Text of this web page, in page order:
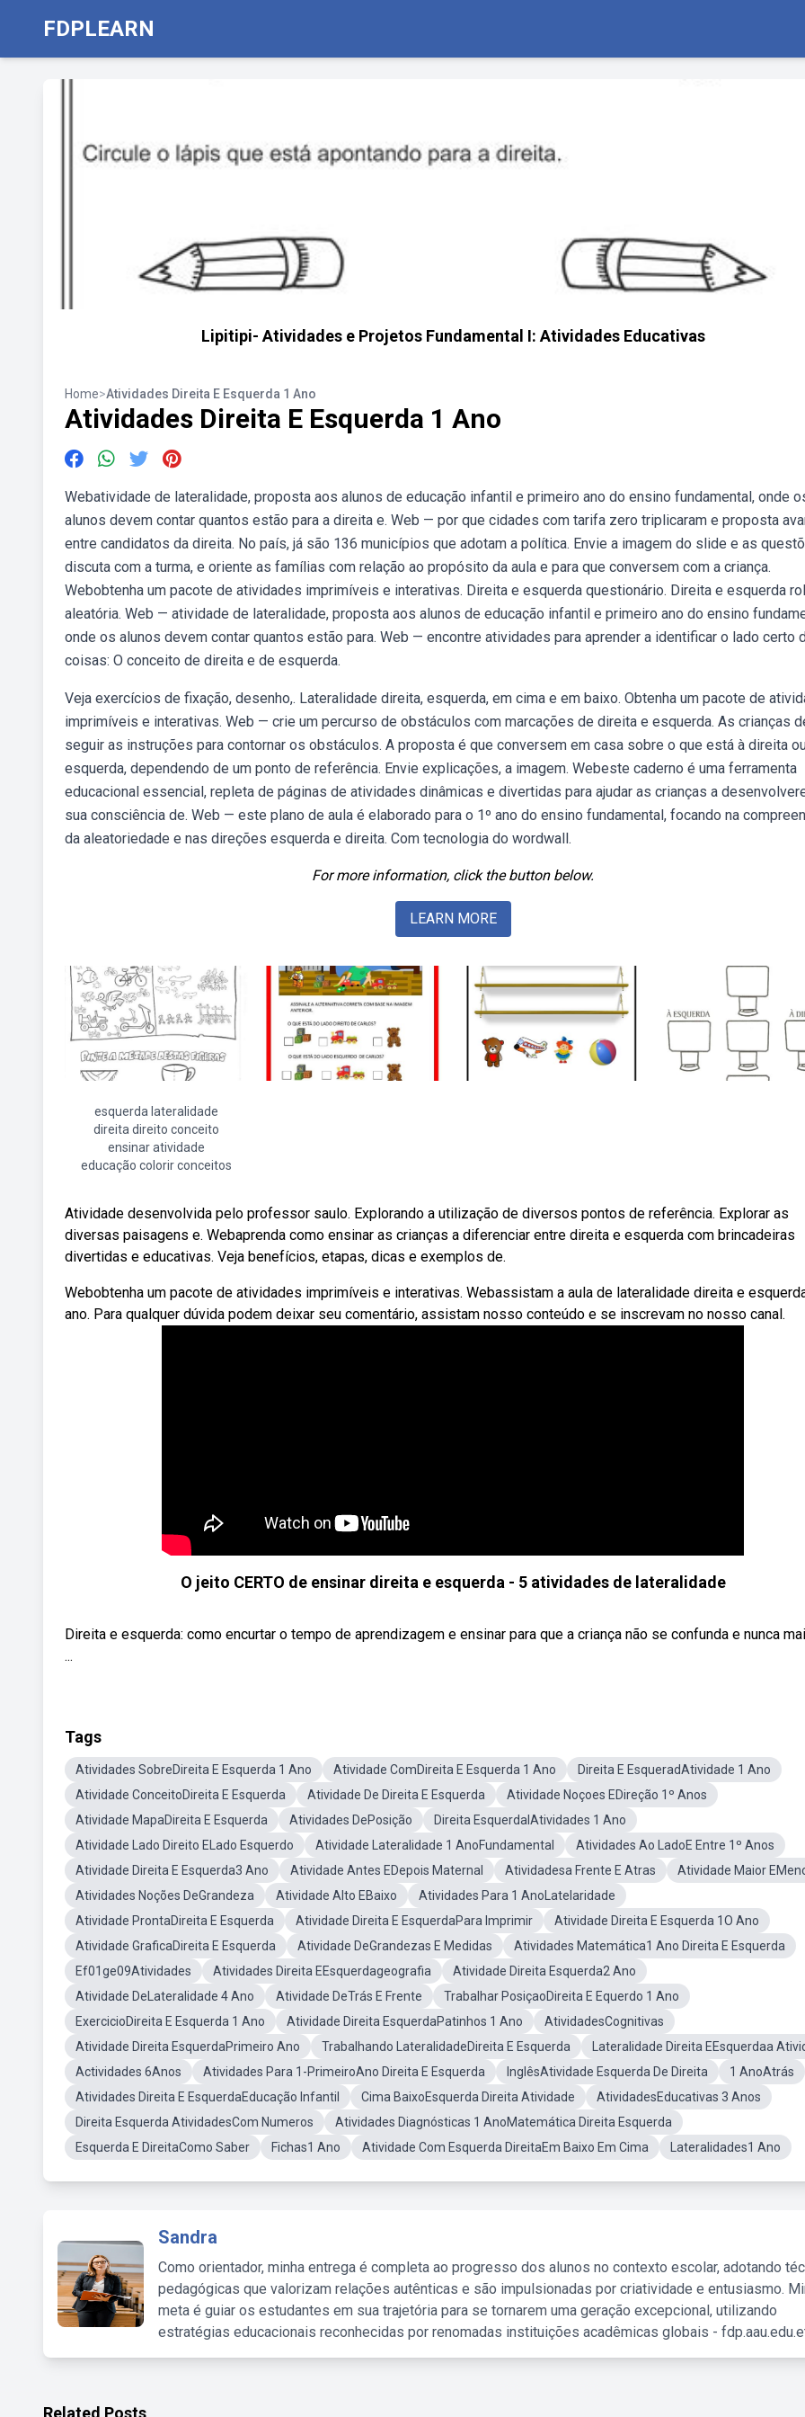
FDPLEARN
Lipitipi- Atividades e Projetos Fundamental I: Atividades Educativas
Home>Atividades Direita E Esquerda 1 Ano
Atividades Direita E Esquerda 1 Ano
Webatividade de lateralidade, proposta aos alunos de educação infantil e primeiro ano do ensino fundamental, onde
alunos devem contar quantos estão para a direita e. Web — por que cidades com tarifa zero triplicaram e proposta
entre candidatos da direita. No país, já são 136 municípios que adotam a política. Envie a imagem do slide e as
discuta com a turma, e oriente as famílias com relação ao propósito da aula e para que conversem com a criança.
Webobtenha um pacote de atividades imprimíveis e interativas. Direita e esquerda questionário. Direita e esquerda
aleatória. Web — atividade de lateralidade, proposta aos alunos de educação infantil e primeiro ano do ensino
onde os alunos devem contar quantos estão para. Web — encontre atividades para aprender a identificar o lado certo
coisas: O conceito de direita e de esquerda.
Veja exercícios de fixação, desenho,. Lateralidade direita, esquerda, em cima e em baixo. Obtenha um pacote de
imprimíveis e interativas. Web — crie um percurso de obstáculos com marcações de direita e esquerda. As crianças
seguir as instruções para contornar os obstáculos. A proposta é que conversem em casa sobre o que está à direita
esquerda, dependendo de um ponto de referência. Envie explicações, a imagem. Webeste caderno é uma ferramenta
educacional essencial, repleta de páginas de atividades dinâmicas e divertidas para ajudar as crianças a
sua consciência de. Web — este plano de aula é elaborado para o 1º ano do ensino fundamental, focando na
da aleatoriedade e nas direções esquerda e direita. Com tecnologia do wordwall.
For more information, click the button below.
LEARN MORE
esquerda lateralidade
direita direito conceito
ensinar atividade
educação colorir conceitos
Atividade desenvolvida pelo professor saulo. Explorando a utilização de diversos pontos de referência. Explorar as
diversas paisagens e. Webaprenda como ensinar as crianças a diferenciar entre direita e esquerda com brincadeiras
divertidas e educativas. Veja benefícios, etapas, dicas e exemplos de.
Webobtenha um pacote de atividades imprimíveis e interativas. Webassistam a aula de lateralidade direita e
ano. Para qualquer dúvida podem deixar seu comentário, assistam nosso conteúdo e se inscrevam no nosso canal.
O jeito CERTO de ensinar direita e esquerda - 5 atividades de lateralidade
Direita e esquerda: como encurtar o tempo de aprendizagem e ensinar para que a criança não se confunda e nunca
...
Tags
Atividades SobreDireita E Esquerda 1 Ano Atividade ComDireita E Esquerda 1 Ano
Direita E EsqueradAtividade 1 Ano
Atividade ConceitoDireita E Esquerda
Atividade De Direita E Esquerda
Atividade Noçoes EDireção 1º Anos
Atividade MapaDireita E Esquerda
Atividades DePosição
Direita EsquerdalAtividades 1 Ano
Atividade Lado Direito ELado Esquerdo
Atividade Lateralidade 1 AnoFundamental
Atividades Ao LadoE Entre 1º Anos
Atividade Direita E Esquerda3 Ano
Atividade Antes EDepois Maternal Atividadesa Frente E Atras
Atividade Maior
Atividades Noções DeGrandeza
Atividade Alto EBaixo
Atividades Para 1 AnoLatelaridade
Atividade ProntaDireita E Esquerda
Atividade Direita E EsquerdaPara Imprimir
Atividade Direita E Esquerda 1O Ano
Atividade GraficaDireita E Esquerda
Atividade DeGrandezas E Medidas
Atividades Matemática1 Ano Direita E Esquerda
Ef01ge09Atividades
Atividades Direita EEsquerdageografia
Atividade Direita Esquerda2 Ano
Atividade DeLateralidade 4 Ano
Atividade DeTrás E Frente
Trabalhar PosiçaoDireita E Equerdo 1 Ano
ExercicioDireita E Esquerda 1 Ano
Atividade Direita EsquerdaPatinhos 1 Ano
AtividadesCognitivas
Atividade Direita EsquerdaPrimeiro Ano
Trabalhando LateralidadeDireita E Esquerda
Lateralidade Direita EEsquerdaa
Actividades 6Anos
Atividades Para 1-PrimeiroAno Direita E Esquerda InglêsAtividade Esquerda De Direita
1 AnoAtrás
Atividades Direita E EsquerdaEducação Infantil
Cima BaixoEsquerda Direita Atividade
AtividadesEducativas 3 Anos
Direita Esquerda AtividadesCom Numeros
Atividades Diagnósticas 1 AnoMatemática Direita Esquerda
Esquerda E DireitaComo Saber
Fichas1 Ano Atividade Com Esquerda DireitaEm Baixo Em Cima Lateralidades1 Ano
Sandra
Como orientador, minha entrega é completa ao progresso dos alunos no contexto escolar, adotando
pedagógicas que valorizam relações autênticas e são impulsionadas por criatividade e entusiasmo.
meta é guiar os estudantes em sua trajetória para se tornarem uma geração excepcional, utilizando
estratégias educacionais reconhecidas por renomadas instituições acadêmicas globais -
Related Posts